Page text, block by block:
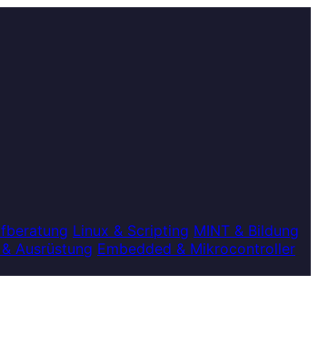
Linux & Scripting MINT & Bildung
Ausrüstung Embedded & Mikrocontroller